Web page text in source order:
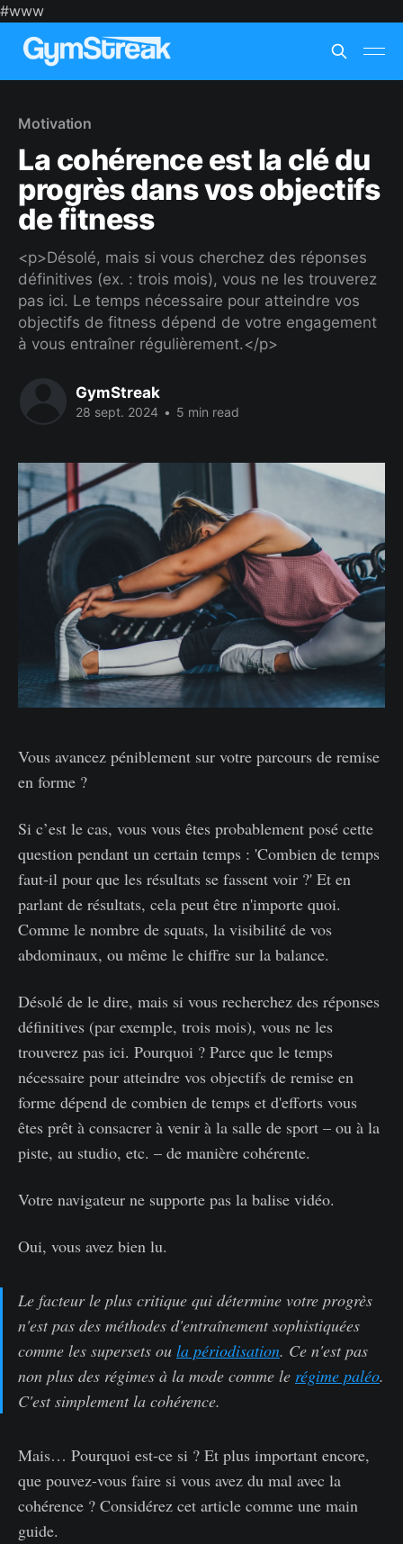
#www
Motivation
La cohérence est la clé du
progrès dans vos objectifs
de fitness
<p>Désolé, mais si vous cherchez des réponses
définitives (ex. : trois mois), vous ne les trouverez
pas ici. Le temps nécessaire pour atteindre vos
objectifs de fitness dépend de votre engagement
à vous entraîner régulièrement.</p>
GymStreak
28 sept. 2024 • 5 min read
Vous avancez péniblement sur votre parcours de remise
en forme ?
Si c’est le cas, vous vous êtes probablement posé cette
question pendant un certain temps : 'Combien de temps
faut-il pour que les résultats se fassent voir ?' Et en
parlant de résultats, cela peut être n'importe quoi.
Comme le nombre de squats, la visibilité de vos
abdominaux, ou même le chiffre sur la balance.
Désolé de le dire, mais si vous recherchez des réponses
définitives (par exemple, trois mois), vous ne les
trouverez pas ici. Pourquoi ? Parce que le temps
nécessaire pour atteindre vos objectifs de remise en
forme dépend de combien de temps et d'efforts vous
êtes prêt à consacrer à venir à la salle de sport – ou à la
piste, au studio, etc. – de manière cohérente.
Votre navigateur ne supporte pas la balise vidéo.
Oui, vous avez bien lu.
Le facteur le plus critique qui détermine votre progrès
n'est pas des méthodes d'entraînement sophistiquées
comme les supersets ou la périodisation. Ce n'est pas
non plus des régimes à la mode comme le régime paléo.
C'est simplement la cohérence.
Mais… Pourquoi est-ce si ? Et plus important encore,
que pouvez-vous faire si vous avez du mal avec la
cohérence ? Considérez cet article comme une main
guide.